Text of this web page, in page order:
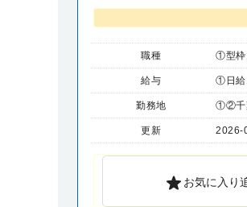
職種 ①型枠
給与 ①日給
勤務地 ①②千
更新 2026-
お気に入り